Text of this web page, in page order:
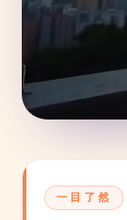
一目了然